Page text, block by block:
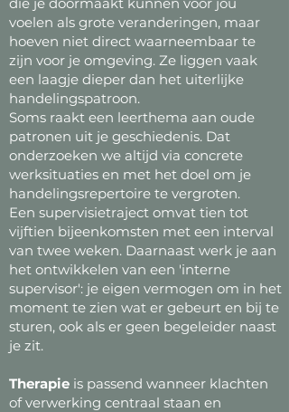
voelen als grote veranderingen, maar
hoeven niet direct waarneembaar te
zijn voor je omgeving. Ze liggen vaak
een laagje dieper dan het uiterlijke
handelingspatroon.
Soms raakt een leerthema aan oude
patronen uit je geschiedenis. Dat
onderzoeken we altijd via concrete
werksituaties en met het doel om je
handelingsrepertoire te vergroten.
Een supervisietraject omvat tien tot
vijftien bijeenkomsten met een interval
van twee weken. Daarnaast werk je aan
het ontwikkelen van een 'interne
supervisor': je eigen vermogen om in het
moment te zien wat er gebeurt en bij te
sturen, ook als er geen begeleider naast
je zit.
Therapie is passend wanneer klachten
of verwerking centraal staan en